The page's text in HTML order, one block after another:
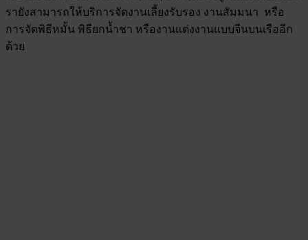
รายังสามารถให้บริการจัดงานเลี้ยงรับรอง งานสัมมนา หรือ
การจัดพิธีหมั้น พิธียกน้ำชา หรืองานแต่งงานแบบจีนบนเรืออีก
ด้วย